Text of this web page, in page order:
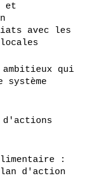
et
avec les
ambitieux qui
d'actions
:
d'action